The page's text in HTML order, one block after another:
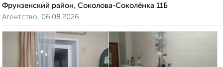
Фрунзенский район, Соколова-Соколёнка 11Б
Агентство, 06.08.2026